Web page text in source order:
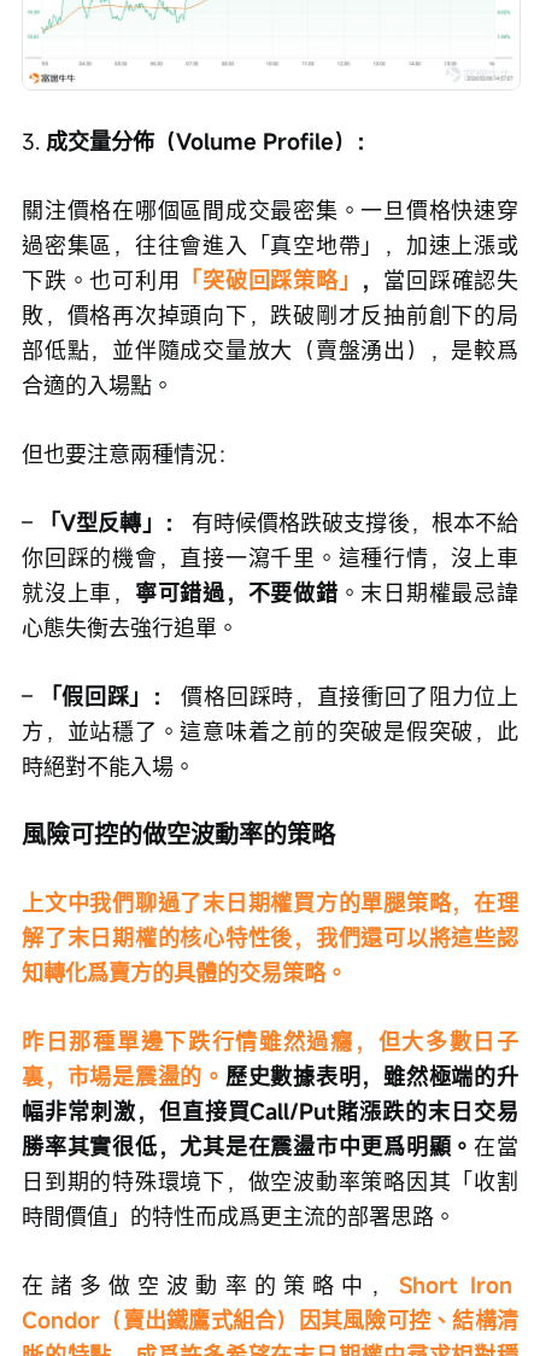
3. 成交量分佈（Volume Profile）：
關注價格在哪個區間成交最密集。一旦價格快速穿
過密集區，往往會進入「真空地帶」，加速上漲或
下跌。也可利用 「突破回踩策略」 ， 當回踩確認失
敗，價格再次掉頭向下，跌破剛才反抽前創下的局
部低點，並伴隨成交量放大（賣盤湧出），是較爲
合適的入場點。
但也要注意兩種情況：
– 「V型反轉」：
有時候價格跌破支撐後，根本不給
你回踩的機會，直接一瀉千里。這種行情，沒上車
就沒上車， 寧可錯過，不要做錯 。末日期權最忌諱
心態失衡去強行追單。
– 「假回踩」：
價格回踩時，直接衝回了阻力位上
方，並站穩了。這意味着之前的突破是假突破，此
時絕對不能入場。
風險可控的做空波動率的策略
上文中我們聊過了末日期權買方的單腿策略，在理
解了末日期權的核心特性後，我們還可以將這些認
知轉化爲賣方的具體的交易策略。
昨日那種單邊下跌行情雖然過癮，但大多數日子
裏，市場是震盪的。 歷史數據表明，雖然極端的升
幅非常刺激，但直接買Call/Put賭漲跌的末日交易
勝率其實很低，尤其是在震盪市中更爲明顯。在當
日到期的特殊環境下，做空波動率策略因其「收割
時間價值」的特性而成爲更主流的部署思路。
在諸多做空波動率的策略中， Short Iron
Condor（賣出鐵鷹式組合）因其風險可控、結構清